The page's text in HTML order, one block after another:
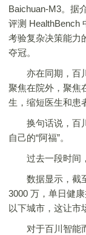
Baichuan-M3。据
评测 HealthBench
考验复杂决策能力
夺冠。
亦在同期，百川
聚焦在院外，聚焦
生，缩短医生和患
换句话说，百川
自己的“阿福”。
过去一段时间，
数据显示，截至
3000 万，单日健
以下城市，这让市
对于百川智能而